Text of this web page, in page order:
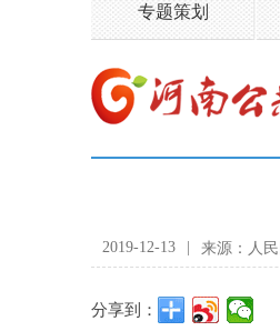
专题策划
2019-12-13 来源：人
分享到：